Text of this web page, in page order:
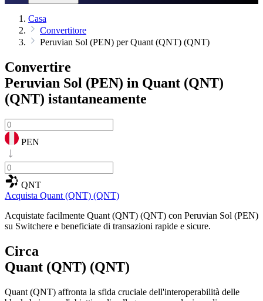
Casa
Convertitore
Peruvian Sol (PEN) per Quant (QNT) (QNT)
Convertire
Peruvian Sol (PEN) in Quant (QNT)
(QNT) istantaneamente
PEN
QNT
Acquista Quant (QNT) (QNT)
Acquistate facilmente Quant (QNT) (QNT) con Peruvian Sol (PEN)
su Switchere e beneficiate di transazioni rapide e sicure.
Circa
Quant (QNT) (QNT)
Quant (QNT) affronta la sfida cruciale dell'interoperabilità delle